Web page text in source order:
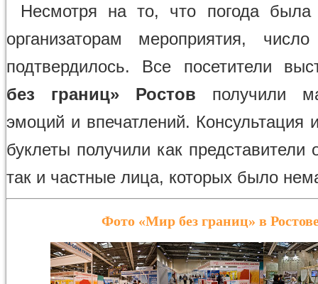
Несмотря на то, что погода
организаторам мероприятия, число
подтвердилось. Все посетители
без границ» Ростов получили
эмоций и впечатлений. Консультация
буклеты получили как представители
так и частные лица, которых было
Фото «Мир без границ» в